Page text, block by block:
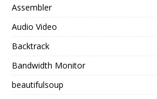
Assembler
Audio Video
Backtrack
Bandwidth Monitor
beautifulsoup